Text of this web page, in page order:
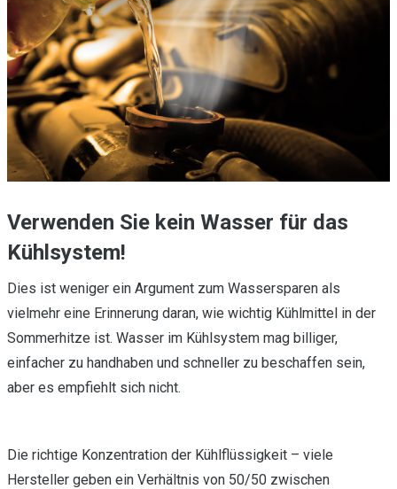
Verwenden Sie kein Wasser für das
Kühlsystem!
Dies ist weniger ein Argument zum Wassersparen als
vielmehr eine Erinnerung daran, wie wichtig Kühlmittel in der
Sommerhitze ist. Wasser im Kühlsystem mag billiger,
einfacher zu handhaben und schneller zu beschaffen sein,
aber es empfiehlt sich nicht.
Die richtige Konzentration der Kühlflüssigkeit – viele
Hersteller geben ein Verhältnis von 50/50 zwischen